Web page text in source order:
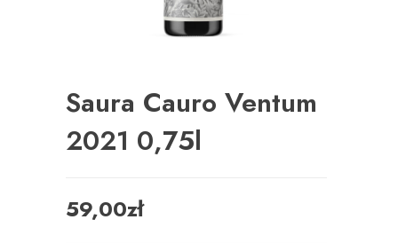
Saura Cauro Ventum
2021 0,75l
59,00zł